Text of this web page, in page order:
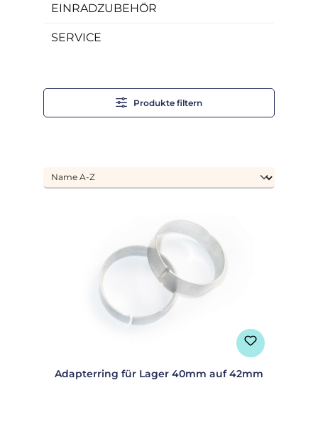
EINRADZUBEHÖR
SERVICE
Produkte filtern
Adapterring für Lager 40mm auf 42mm